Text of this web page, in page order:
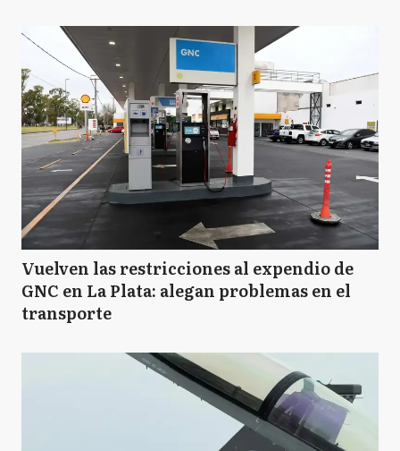
Vuelven las restricciones al expendio de
GNC en La Plata: alegan problemas en el
transporte